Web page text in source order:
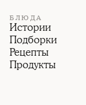
БЛЮДА
Истории
Подборки
Рецепты
Продукты